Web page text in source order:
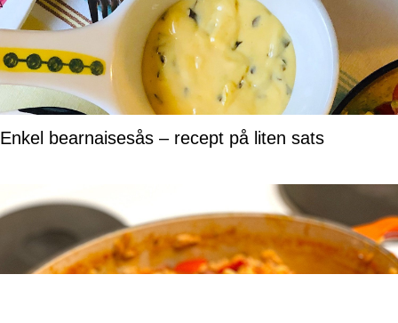
Enkel bearnaisesås – recept på liten sats